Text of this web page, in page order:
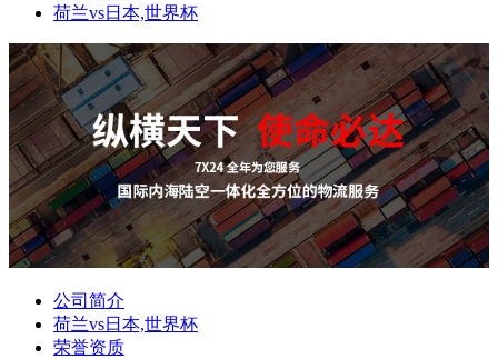
荷兰vs日本,世界杯
公司简介
荷兰vs日本,世界杯
荣誉资质